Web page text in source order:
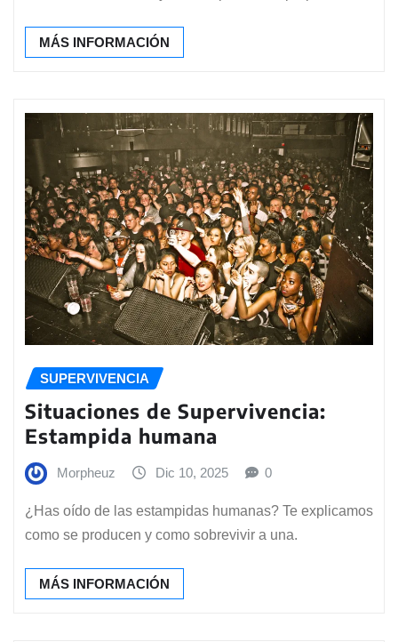
MÁS INFORMACIÓN
SUPERVIVENCIA
Situaciones de Supervivencia:
Estampida humana
Morpheuz Dic 10, 2025 0
¿Has oído de las estampidas humanas? Te explicamos
como se producen y como sobrevivir a una.
MÁS INFORMACIÓN